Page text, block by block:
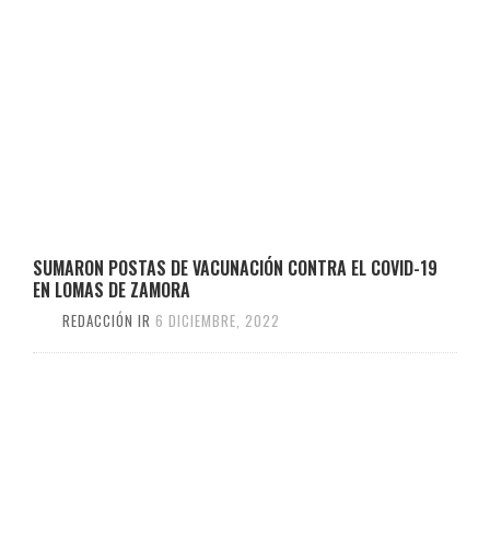
SUMARON POSTAS DE VACUNACIÓN CONTRA EL COVID-19
EN LOMAS DE ZAMORA
REDACCIÓN IR 6 DICIEMBRE, 2022